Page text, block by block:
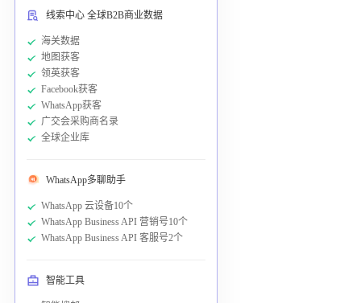
线索中心 全球B2B商业数据
海关数据
地图获客
领英获客
Facebook获客
WhatsApp获客
广交会采购商名录
全球企业库
WhatsApp多聊助手
WhatsApp 云设备10个
WhatsApp Business API 营销号10个
WhatsApp Business API 客服号2个
智能工具